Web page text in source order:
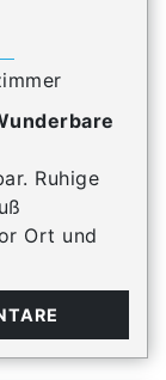
Ruhige
Ort und